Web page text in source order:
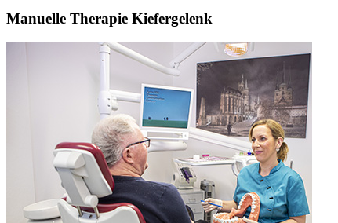
Manuelle Therapie Kiefergelenk